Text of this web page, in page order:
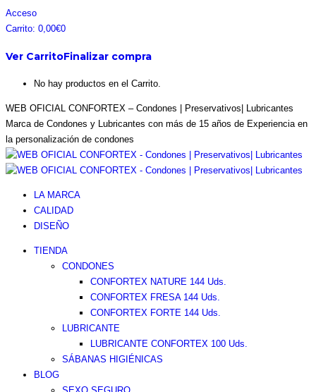
Saltar
al
Facebook
page
in
Instagram
page
in
Pinterest
page
in
Twitter
page
in
Acceso
Carrito: 0,00€0
Ver CarritoFinalizar compra
No hay productos en el Carrito.
WEB OFICIAL CONFORTEX – Condones | Preservativos| Lubricantes
Marca de Condones y Lubricantes con más de 15 años de Experiencia en
la personalización de condones
LA MARCA
CALIDAD
DISEÑO
TIENDA
CONDONES
CONFORTEX NATURE 144 Uds.
CONFORTEX FRESA 144 Uds.
CONFORTEX FORTE 144 Uds.
LUBRICANTE
LUBRICANTE CONFORTEX 100 Uds.
SÁBANAS HIGIÉNICAS
BLOG